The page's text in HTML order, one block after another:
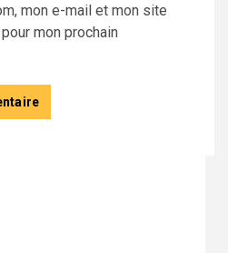
mon e-mail et mon site
mon prochain